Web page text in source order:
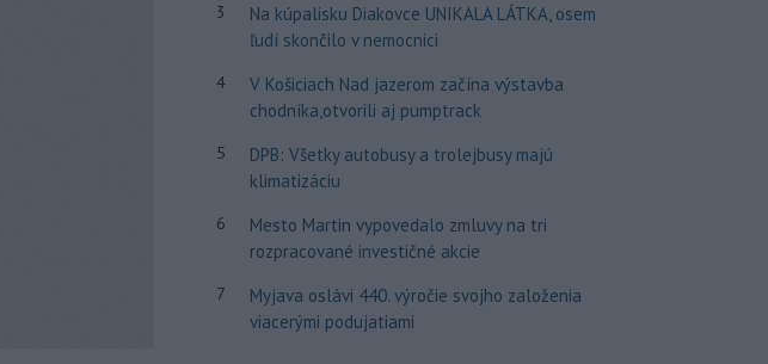
3
Na kúpalisku Diakovce UNIKALA LÁTKA, osem
ľudí skončilo v nemocnici
4
V Košiciach Nad jazerom začína výstavba
chodníka,otvorili aj pumptrack
5
DPB: Všetky autobusy a trolejbusy majú
klimatizáciu
6
Mesto Martin vypovedalo zmluvy na tri
rozpracované investičné akcie
7
Myjava oslávi 440. výročie svojho založenia
viacerými podujatiami